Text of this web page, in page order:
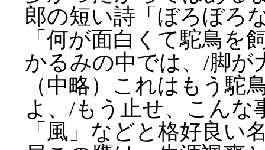
郎の短い詩「ぼろぼろ
「何が面白くて駝鳥を
かるみの中では、/脚
（中略）これはもう駝
よ、/もう止せ、こんな
「風」などと格好良い